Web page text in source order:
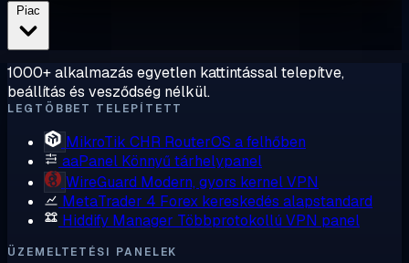
1000+ alkalmazás egyetlen kattintással telepítve,
beállítás és vesződség nélkül.
LEGTÖBBET TELEPÍTETT
MikroTik CHR RouterOS a felhőben
aaPanel Könnyű tárhelypanel
WireGuard Modern, gyors kernel VPN
MetaTrader 4 Forex kereskedés alapstandard
Hiddify Manager Többprotokollú VPN panel
ÜZEMELTETÉSI PANELEK